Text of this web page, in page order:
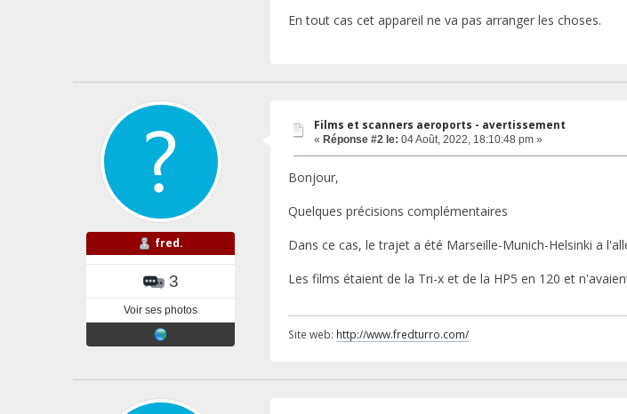
En tout cas cet appareil ne va pas arranger les choses.
fred.
3
Voir ses photos
Films et scanners aeroports - avertissement
« Réponse #2 le: 04 Août, 2022, 18:10:48 pm »
Bonjour,
Quelques précisions complémentaires
Dans ce cas, le trajet a été Marseille-Munich-Helsinki a
Les films étaient de la Tri-x et de la HP5 en 120 et
Site web: http://www.fredturro.com/